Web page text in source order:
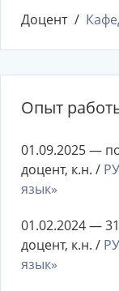
Доцент
Опыт
01.09.2025 —
доцент, к.н. /
язык»
01.02.2024 —
доцент, к.н. /
язык»